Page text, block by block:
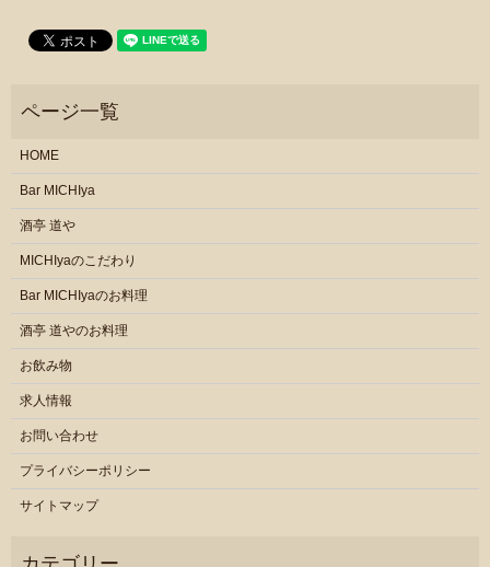
HOME
Bar MICHIya
酒亭 道や
MICHIyaのこだわり
Bar MICHIyaのお料理
酒亭 道やのお料理
お飲み物
求人情報
お問い合わせ
プライバシーポリシー
サイトマップ